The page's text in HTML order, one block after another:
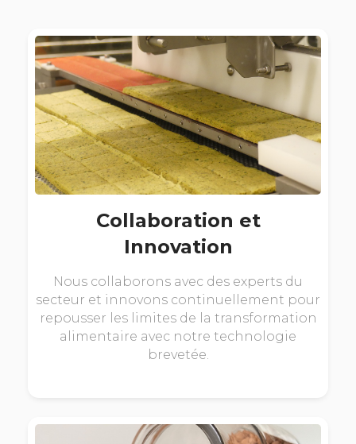
Collaboration et
Innovation
Nous collaborons avec des experts du
secteur et innovons continuellement pour
repousser les limites de la transformation
alimentaire avec notre technologie
brevetée.